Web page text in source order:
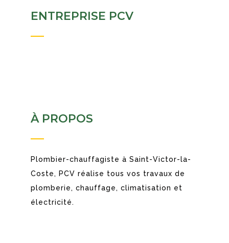
ENTREPRISE PCV
À PROPOS
Plombier-chauffagiste à Saint-Victor-la-
Coste, PCV réalise tous vos travaux de
plomberie, chauffage, climatisation et
électricité.